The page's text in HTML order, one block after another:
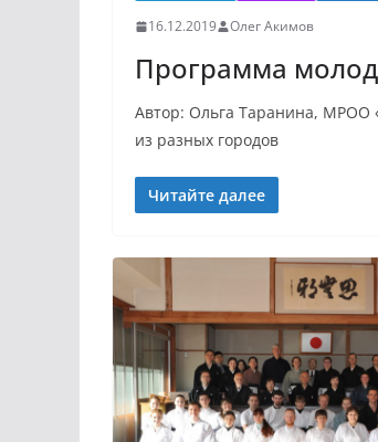
16.12.2019 Олег Акимов
Программа
Автор: Ольга Таранина, МРОО
из разных городов
Читайте далее